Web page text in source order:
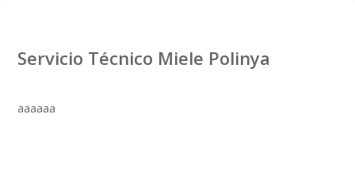
Servicio Técnico Miele Polinya
aaaaaa